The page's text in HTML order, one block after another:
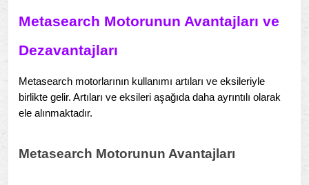
Metasearch Motorunun Avantajları ve
Dezavantajları
Metasearch motorlarının kullanımı artıları ve eksileriyle
birlikte gelir. Artıları ve eksileri aşağıda daha ayrıntılı olarak
ele alınmaktadır.
Metasearch Motorunun Avantajları